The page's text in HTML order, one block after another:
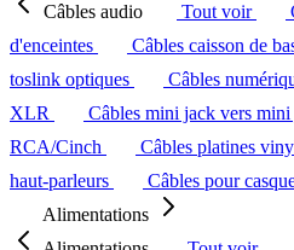
Câbles audio
Tout voir
d'enceintes
Câbles caisson de
toslink optiques
Câbles
XLR
Câbles mini jack vers
RCA/Cinch
Câbles platines
haut-parleurs
Câbles pour
Alimentations